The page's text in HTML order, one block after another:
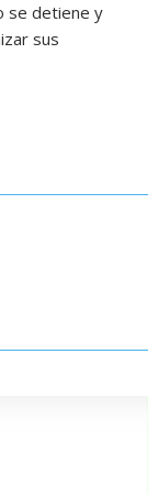
se detiene y
sus